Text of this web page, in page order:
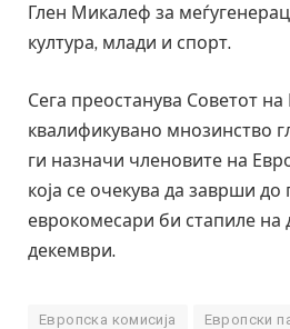
Глен Микалеф за
култура, млади и спорт.
Сега преостанува Советот на
квалификувано мнозинство
ги назначи членовите на
која се очекува да заврши
еврокомесари би стапиле на
декември.
Европска комисија Европски